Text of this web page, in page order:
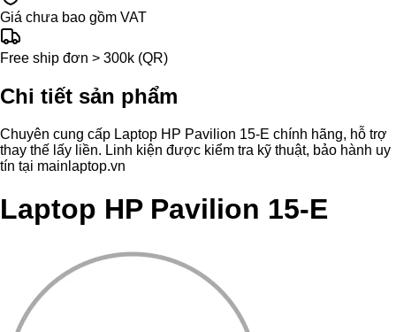
Giá chưa bao gồm VAT
Free ship đơn > 300k (QR)
Chi tiết sản phẩm
Chuyên cung cấp Laptop HP Pavilion 15-E chính hãng, hỗ trợ
thay thế lấy liền. Linh kiện được kiểm tra kỹ thuật, bảo hành uy
tín tại mainlaptop.vn
Laptop HP Pavilion 15-E